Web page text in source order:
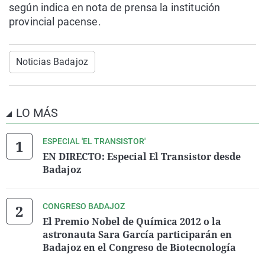
según indica en nota de prensa la institución
provincial pacense.
Noticias Badajoz
LO MÁS
ESPECIAL 'EL TRANSISTOR'
EN DIRECTO: Especial El Transistor desde
Badajoz
CONGRESO BADAJOZ
El Premio Nobel de Química 2012 o la
astronauta Sara García participarán en
Badajoz en el Congreso de Biotecnología